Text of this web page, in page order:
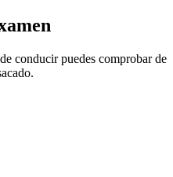
conducir puedes comprobar de